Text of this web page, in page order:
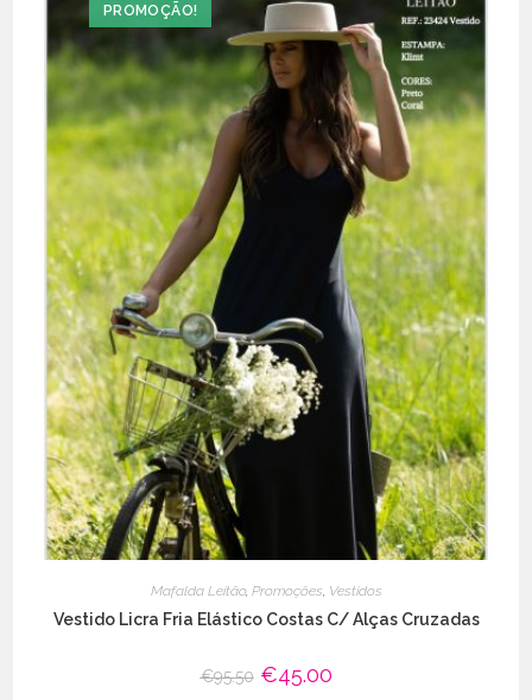
PROMOÇÃO!
Mafalda Leitão, Promoções, Vestidos
Vestido Licra Fria Elástico Costas C/ Alças Cruzadas
€95.50 O
preço
€45.00O